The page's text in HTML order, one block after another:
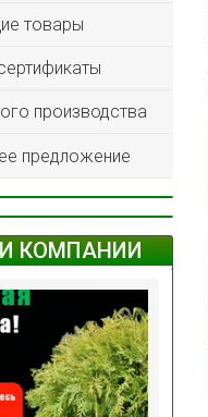
товары
производства
предложение
КОМПАНИИ